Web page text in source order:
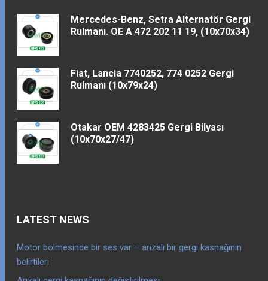
Mercedes-Benz, Setra Alternatör Gergi
Rulmanı. OE A 472 202 11 19, (10x70x34)
Fiat, Lancia 7740252, 774 0252 Gergi
Rulmanı (10x79x24)
Otakar OEM 4283425 Gergi Bilyası
(10x70x27/47)
LATEST NEWS
Motor bölmesinde bir ses var – arızalı bir gergi kasnağının
belirtileri